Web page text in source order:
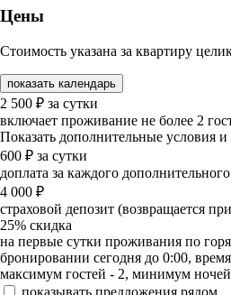
Цены
Стоимость указана за квартиру
показать календарь
2 500 ₽ за сутки
включает проживание не более 2
Показать дополнительные условия и
600 ₽ за сутки
доплата за каждого
4 000 ₽
страховой депозит (возвращается
25% скидка
на первые сутки проживания по
бронировании сегодня до 0:00,
максимум гостей - 2, минимум
показывать предложения рядом